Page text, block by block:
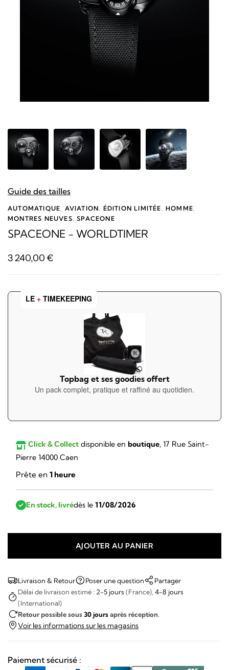
Guide des tailles
AUTOMATIQUE, AVIATION, ÉDITION LIMITÉE ,HOMME,
MONTRES NEUVES,SPACEONE
SPACEONE - WORLDTIMER
3 240,00 €
LE + TIMEKEEPING
Topbag et ses goodies offert
Un pack complet, pratique et raffiné au quotidien.
Click & Collect disponible en boutique, 17 Rue Saint-
Pierre 14000 Caen
Prête en 1 heure
En stock, livrédès le 11/08/2026
SpaceOne
-
Worldtimer
AJOUTER AU PANIER
Livraison & Retour Poser une question
Partager
Délai de livraison estimé : 2-5 jours (France), 4-8 jours
(International)
Retour possible sous30 joursaprès réception.
Voir les informations sur les magasins
Paiement sécurisé :